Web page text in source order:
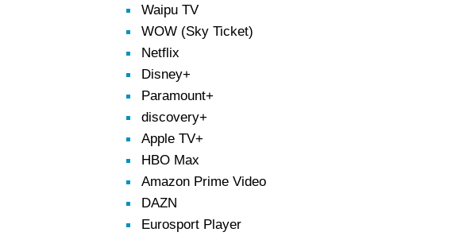
Waipu TV
WOW (Sky Ticket)
Netflix
Disney+
Paramount+
discovery+
Apple TV+
HBO Max
Amazon Prime Video
DAZN
Eurosport Player